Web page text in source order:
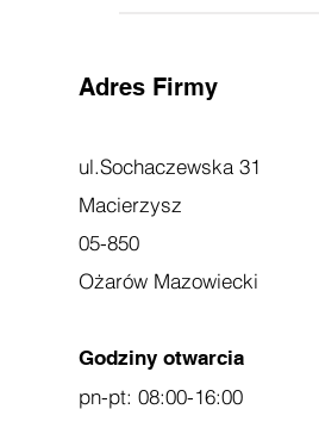
Adres Firmy
ul.Sochaczewska 31
Macierzysz
05-850
Ożarów Mazowiecki
Godziny otwarcia
pn-pt: 08:00-16:00